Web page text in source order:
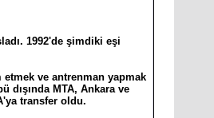
1992'de şimdiki eşi
ve antrenman yapmak
dışında MTA, Ankara ve
transfer oldu.